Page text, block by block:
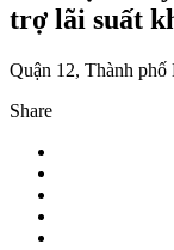
trợ lãi suất
Quận 12, Thành
Share